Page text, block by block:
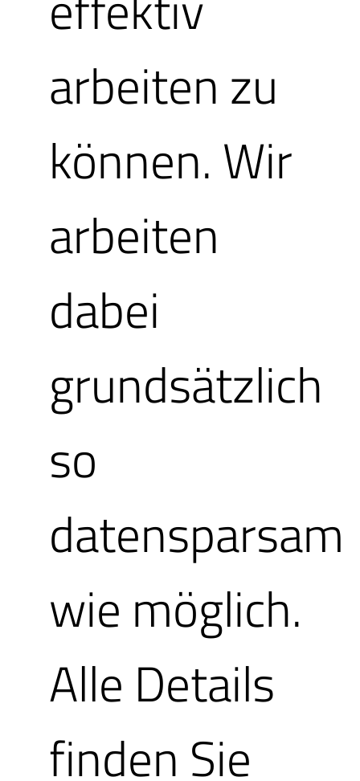
ein, um den
Ihre eMail-
Account auf
Mit diesem
Erlebnis
eintragen,
und auch
arbeiten zu
können. Wir
arbeiten
dabei
grundsätzlich
so
datensparsam
wie möglich.
Alle Details
finden Sie